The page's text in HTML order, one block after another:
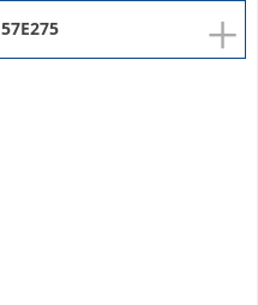
+
57E275